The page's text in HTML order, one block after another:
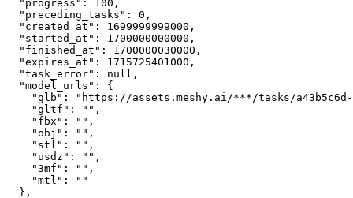
"progress" : 100 ,
"preceding_tasks" : 0 ,
"created_at" : 1699999999000 ,
"started_at" : 1700000000000 ,
"finished_at" : 1700000030000 ,
"expires_at" : 1715725401000 ,
"task_error" : null ,
"model_urls" : {
"glb" :
"https://assets.meshy.ai/***/tasks/a43b5c6d-
"gltf" : "" ,
"fbx" : "" ,
"obj" : "" ,
"stl" : "" ,
"usdz" : "" ,
"3mf" : "" ,
"mtl" :
""
  }
,